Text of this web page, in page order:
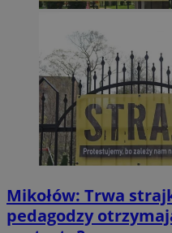
Mikołów: Trwa
pedagodzy